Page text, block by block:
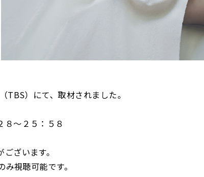
TBS）にて、取材されました。
～２５：５８
ざいます。
視聴可能です。